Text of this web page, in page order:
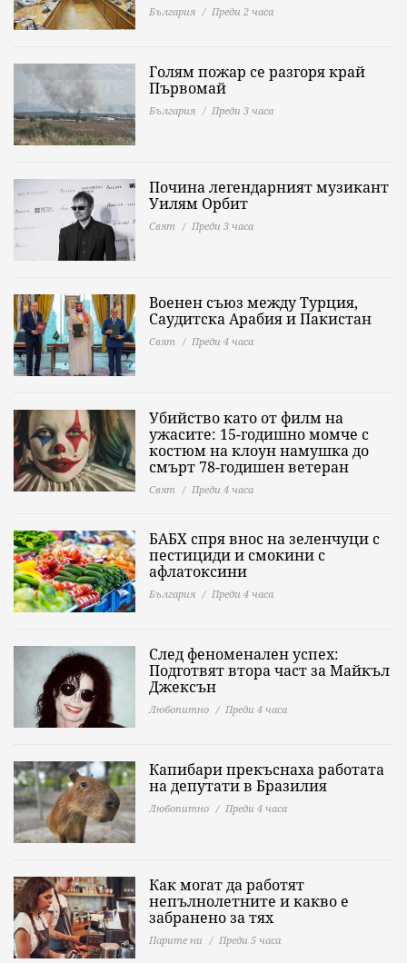
България Преди 2 часа
Голям пожар се разгоря край
Първомай
България Преди 3 часа
Почина легендарният музикант
Уилям Орбит
Свят Преди 3 часа
Военен съюз между Турция,
Саудитска Арабия и Пакистан
Свят Преди 4 часа
Убийство като от филм на
ужасите: 15-годишно момче с
костюм на клоун намушка до
смърт 78-годишен ветеран
Свят Преди 4 часа
БАБХ спря внос на зеленчуци с
пестициди и смокини с
афлатоксини
България Преди 4 часа
След феноменален успех:
Подготвят втора част за Майкъл
Джексън
Любопитно Преди 4 часа
Капибари прекъснаха работата
на депутати в Бразилия
Любопитно Преди 4 часа
Как могат да работят
непълнолетните и какво е
забранено за тях
Парите ни Преди 5 часа